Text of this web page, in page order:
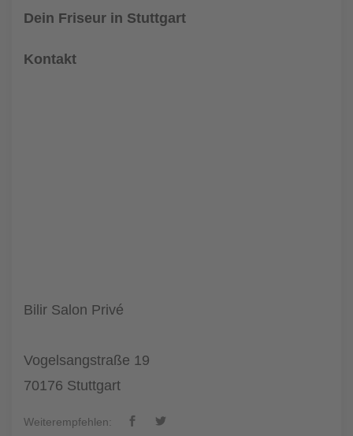
Dein Friseur in Stuttgart
Kontakt
Bilir Salon Privé
Vogelsangstraße 19
70176 Stuttgart
Weiterempfehlen: